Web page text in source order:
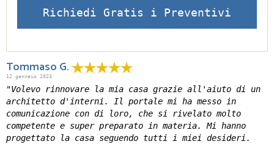
Richiedi Gratis i Preventivi
Tommaso G.
12 gennaio 2023
"Volevo rinnovare la mia casa grazie all'aiuto di un
architetto d'interni. Il portale mi ha messo in
comunicazione con di loro, che si rivelato molto
competente e super preparato in materia. Mi hanno
progettato la casa seguendo tutti i miei desideri.